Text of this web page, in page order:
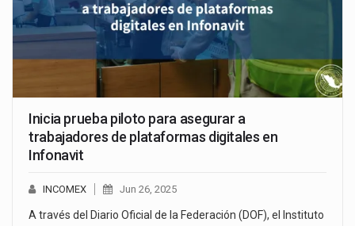
Inicia prueba piloto para asegurar a
trabajadores de plataformas digitales en
Infonavit
INCOMEX Jun 26, 2025
A través del Diario Oficial de la Federación (DOF), el Instituto